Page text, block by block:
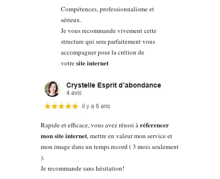
Compétences, professionnalisme et
sérieux.
Je vous recommande vivement cette
structure qui sera parfaitement vous
accompagner pour la crétion de
votresite internet
Rapide et efficace, vous avez réussi àréferencer
mon site internet, mettre en valeur mon service et
mon image dans un temps record ( 3 mois seulement
).
Je recommande sans hésitation!